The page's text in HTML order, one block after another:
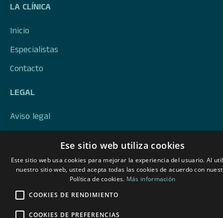
LA CLÍNICA
Inicio
Especialistas
Contacto
LEGAL
Aviso legal
Política de cookies
Ese sitio web utiliza cookies
Este sitio web usa cookies para mejorar la experiencia del usuario. Al
nuestro sitio web, usted acepta todas las cookies de acuerdo con
Política de cookies. Más información
COOKIES DE RENDIMIENTO
COOKIES DE PREFERENCIAS